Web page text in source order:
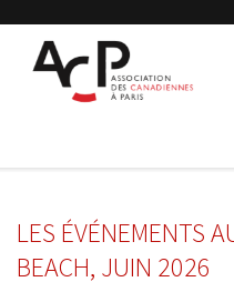
LES ÉVÉNEMENTS
BEACH, JUIN 2026